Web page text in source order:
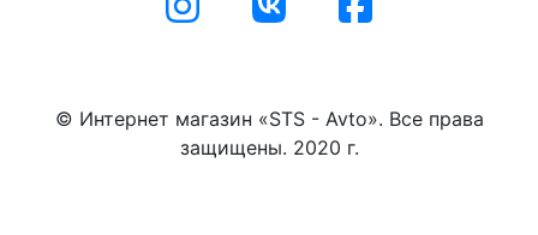
© Интернет магазин «STS - Avto». Все права
защищены. 2020 г.